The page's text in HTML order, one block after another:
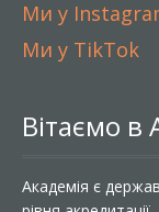
Ми у
Ми у TikTok
Вітаємо в
Академія є